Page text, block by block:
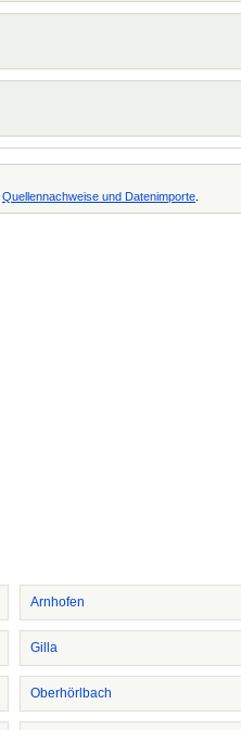
Quellennachweise und Datenimporte
Arnhofen
Gilla
Oberhörlbach